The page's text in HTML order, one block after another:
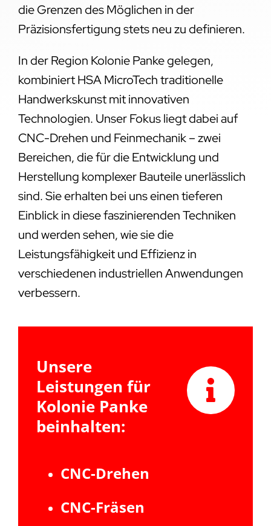
die Grenzen des Möglichen in der
Präzisionsfertigung stets neu zu definieren.
In der Region Kolonie Panke gelegen,
kombiniert HSA MicroTech traditionelle
Handwerkskunst mit innovativen
Technologien. Unser Fokus liegt dabei auf
CNC-Drehen und Feinmechanik – zwei
Bereichen, die für die Entwicklung und
Herstellung komplexer Bauteile unerlässlich
sind. Sie erhalten bei uns einen tieferen
Einblick in diese faszinierenden Techniken
und werden sehen, wie sie die
Leistungsfähigkeit und Effizienz in
verschiedenen industriellen Anwendungen
verbessern.
Unsere
Leistungen für
Kolonie Panke
beinhalten:
CNC-Drehen
CNC-Fräsen